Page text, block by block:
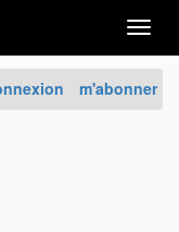
m'abonner